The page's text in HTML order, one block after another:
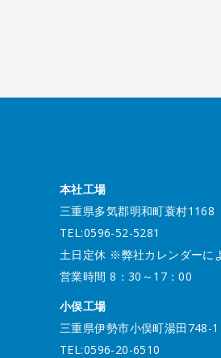
本社工場
三重県多気郡明和町蓑村1168
TEL:0596-52-5281
土日定休 ※弊社カレンダーに
営業時間 8：30～17：00
小俣工場
三重県伊勢市小俣町湯田748-1
TEL:0596-20-6510